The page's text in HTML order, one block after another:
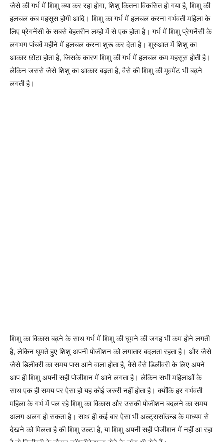
जैसे की गर्भ में शिशु क्या कर रहा होगा, शिशु कितना विकसित हो गया है, शिशु की
हलचल कब महसूस होगी आदि। शिशु का गर्भ में हलचल करना गर्भवती महिला के
लिए प्रेगनेंसी के सबसे बेहतरीन लम्हो में से एक होता है। गर्भ में शिशु प्रेगनेंसी के
लगभग पांचवें महीने में हलचल करना शुरू कर देता है। शुरुआत में शिशु का
आकार छोटा होता है, जिसके कारण शिशु की गर्भ में हलचल कम महसूस होती है।
लेकिन जससे जैसे शिशु का आकार बढ़ता है, वैसे की शिशु की मूवमेंट भी बढ़ने
लगती है।
शिशु का विकास बढ़ने के साथ गर्भ में शिशु की घूमने की जगह भी कम होने लगती
है, लेकिन घूमते हुए शिशु अपनी पोजीशन को लगातार बदलता रहता है। और जैसे
जैसे डिलीवरी का समय पास आने वाला होता है, वैसे वैसे डिलीवरी के लिए अपने
आप ही शिशु अपनी सही पोजीशन में आने लगता है। लेकिन सभी महिलाओं के
साथ एक ही समय पर ऐसा हो यह कोई जरुरी नहीं होता है। क्योंकि हर गर्भवती
महिला के गर्भ में पल रहे शिशु का विकास और उसकी पोजीशन बदलने का समय
अलग अलग हो सकता है। साथ ही कई बार ऐसा भी अल्ट्रासॉउन्ड के माध्यम से
देखने को मिलता है की शिशु उल्टा है, या शिशु अपनी सही पोजीशन में नहीं आ रहा